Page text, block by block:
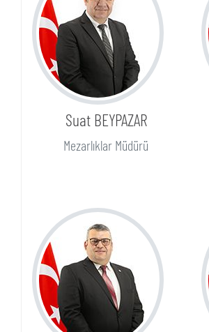
Suat BEYPAZAR
Mezarlıklar Müdürü